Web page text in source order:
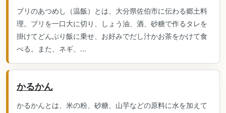
ブリのあつめし（温飯）とは、大分県佐伯市に伝わる郷土料
理。ブリを一口大に切り、しょう油、酒、砂糖で作るタレを
掛けてどんぶり飯に乗せ、お好みでだし汁かお茶をかけて食
べる。また、ネギ、...
かるかん
かるかんとは、米の粉、砂糖、山芋などの原料に水を加えて